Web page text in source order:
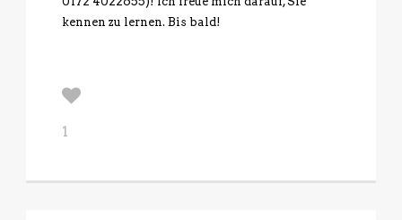
kennen zu lernen. Bis bald!
1